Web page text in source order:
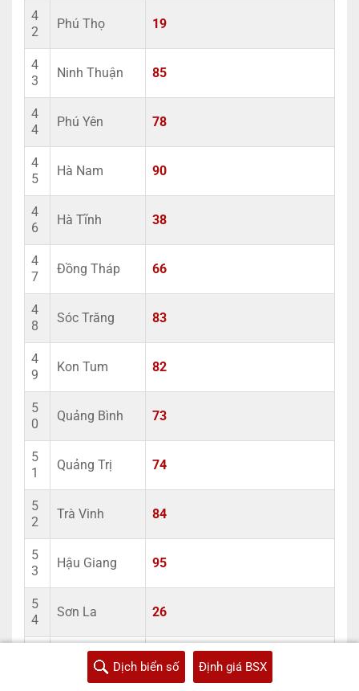
4
2
Phú Thọ 19
4
3
Ninh Thuận 85
4
4
Phú Yên 78
4
5
Hà Nam 90
4
6
Hà Tĩnh 38
4
7
Đồng Tháp 66
4
8
Sóc Trăng 83
4
9
Kon Tum 82
5
0
Quảng Bình 73
5
1
Quảng Trị 74
5
2
Trà Vinh 84
5
3
Hậu Giang 95
5
4
Sơn La 26
Bạc Liêu 94
Dịch biển số Định giá BSX